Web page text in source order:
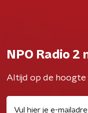
NPO Radio
Altijd op de hoogte